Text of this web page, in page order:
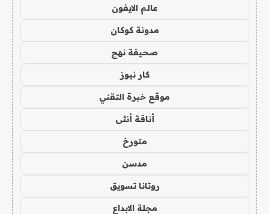
عالم الايفون
مدونة كوكان
صحيفة نهج
كار نيوز
موقع خبرة التقني
أناقة أنثى
متورخ
مدسن
روتانا تسويق
مجلة الابداع